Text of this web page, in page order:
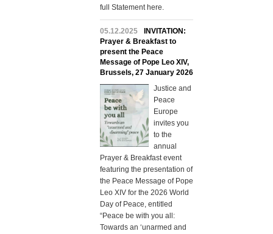
full Statement here.
05.12.2025
INVITATION:
Prayer & Breakfast to
present the Peace
Message of Pope Leo XIV,
Brussels, 27 January 2026
Justice and
Peace
Europe
invites you
to the
annual
Prayer & Breakfast event
featuring the presentation of
the Peace Message of Pope
Leo XIV for the 2026 World
Day of Peace, entitled
“Peace be with you all:
Towards an ‘unarmed and